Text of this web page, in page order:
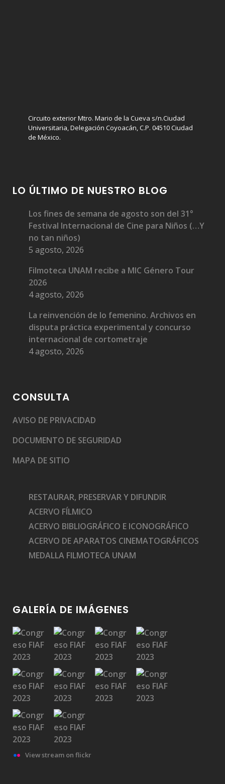
Circuito exterior Mtro. Mario de la Cueva s/n.Ciudad
Universitaria, Delegación Coyoacán, C.P. 04510 Ciudad
de México.
LO ÚLTIMO DE NUESTRO BLOG
Los fines de semana de agosto son del 31°
Festival Internacional de Cine para Niños (…Y
no tan niños)
5 agosto, 2026
Filmoteca UNAM recibe a MIC Género Tour
2026
4 agosto, 2026
La reinvención de lo femenino. Archivos en
disputa práctica experimental y concurso
internacional de cortometraje
4 agosto, 2026
CONSULTA
AVISO DE PRIVACIDAD
DOCUMENTO DE SEGURIDAD
MAPA DE SITIO
RESTAURAR, PRESERVAR Y DIFUNDIR
ACERVO FÍLMICO
ACERVO BIBLIOGRÁFICO E ICONOGRÁFICO
ACERVO DE APARATOS CINEMATOGRÁFICOS
MEDALLA FILMOTECA UNAM
GALERÍA DE IMÁGENES
View stream on flickr